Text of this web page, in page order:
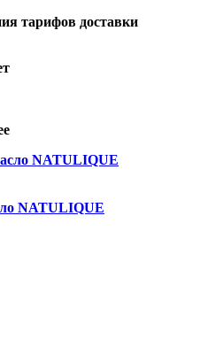
тарифов доставки
NATULIQUE